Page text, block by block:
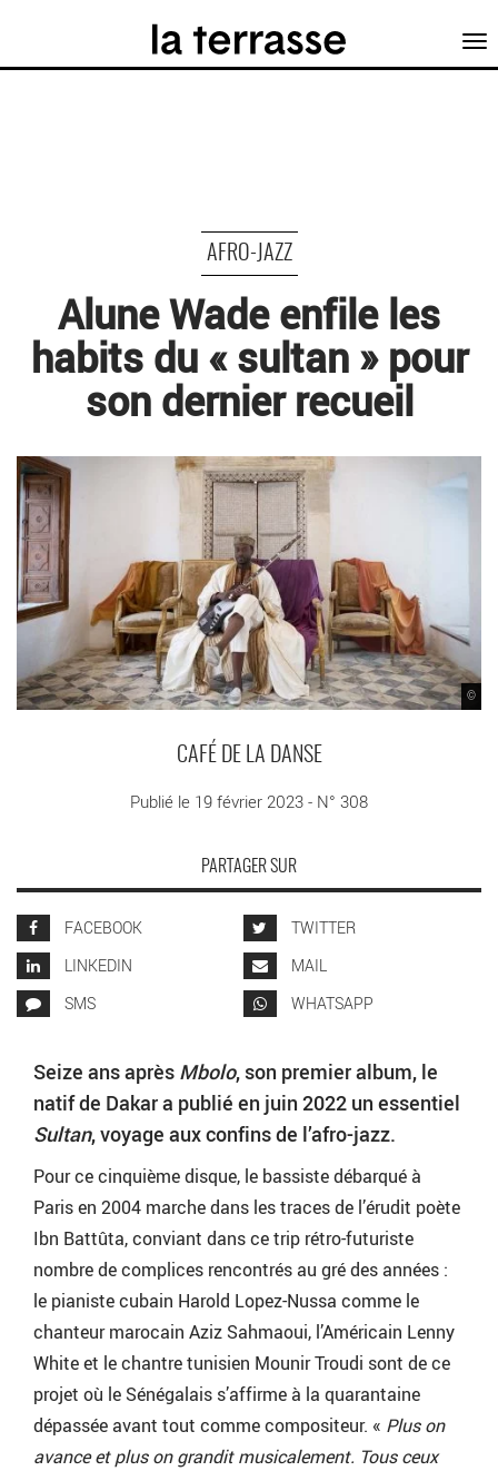
AFRO-JAZZ
Alune Wade enfile les
habits du « sultan » pour
son dernier recueil
©
CAFÉ DE LA DANSE
Publié le 19 février 2023 - N° 308
PARTAGER SUR
FACEBOOK
TWITTER
LINKEDIN
MAIL
SMS
WHATSAPP
Seize ans après Mbolo, son premier album, le
natif de Dakar a publié en juin 2022 un essentiel
Sultan, voyage aux confins de l’afro-jazz.
Pour ce cinquième disque, le bassiste débarqué à
Paris en 2004 marche dans les traces de l’érudit poète
Ibn Battûta, conviant dans ce trip rétro-futuriste
nombre de complices rencontrés au gré des années :
le pianiste cubain Harold Lopez-Nussa comme le
chanteur marocain Aziz Sahmaoui, l’Américain Lenny
White et le chantre tunisien Mounir Troudi sont de ce
projet où le Sénégalais s’affirme à la quarantaine
dépassée avant tout comme compositeur. « Plus on
avance et plus on grandit musicalement. Tous ceux